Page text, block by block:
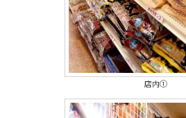
店内①